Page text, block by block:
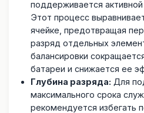
поддерживается активной
Этот процесс
ячейке, предотвращая
разряд отдельных
балансировки
батареи и снижается ее
Глубина разряда: Для
максимального срока
рекомендуется избегать